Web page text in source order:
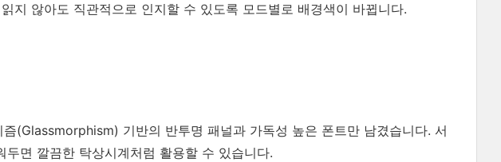
지 않아도 직관적으로 인지할 수 있도록 모드별로 배경색이 바뀝니다.
즘(Glassmorphism) 기반의 반투명 패널과 가독성 높은 폰트만 남겼습니다. 서
면 깔끔한 탁상시계처럼 활용할 수 있습니다.